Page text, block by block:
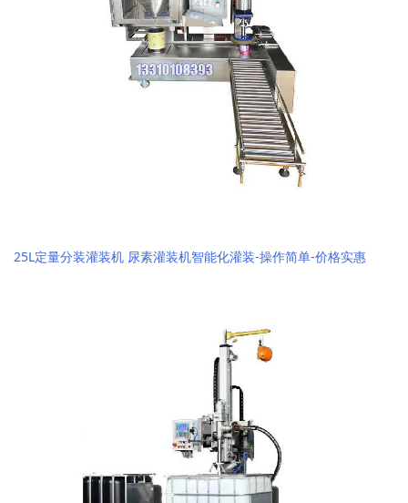
25L定量分装灌装机 尿素灌装机智能化灌装-操作简单-价格实惠